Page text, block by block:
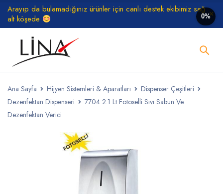
Arayıp da bulamadığınız ürünler için canlı destek ekibimiz sağ
alt köşede
Ana Sayfa Hijyen Sistemleri & Aparatları
Dispenser Çeşitleri
Dezenfektan Dispenseri
7704 2.1 Lt Fotoselli Sıvı Sabun Ve
Dezenfektan Verici
0%